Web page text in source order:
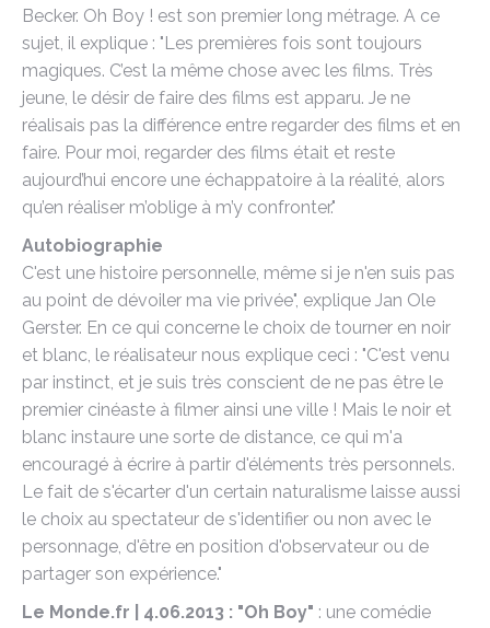
Becker. Oh Boy ! est son premier long métrage. A ce
sujet, il explique : "Les premières fois sont toujours
magiques. C’est la même chose avec les films. Très
jeune, le désir de faire des films est apparu. Je ne
réalisais pas la différence entre regarder des films et en
faire. Pour moi, regarder des films était et reste
aujourd’hui encore une échappatoire à la réalité, alors
qu’en réaliser m’oblige à m’y confronter."
Autobiographie
C'est une histoire personnelle, même si je n'en suis pas
au point de dévoiler ma vie privée", explique Jan Ole
Gerster. En ce qui concerne le choix de tourner en noir
et blanc, le réalisateur nous explique ceci : "C'est venu
par instinct, et je suis très conscient de ne pas être le
premier cinéaste à filmer ainsi une ville ! Mais le noir et
blanc instaure une sorte de distance, ce qui m'a
encouragé à écrire à partir d'éléments très personnels.
Le fait de s'écarter d'un certain naturalisme laisse aussi
le choix au spectateur de s'identifier ou non avec le
personnage, d'être en position d'observateur ou de
partager son expérience."
Le Monde.fr | 4.06.2013 : "Oh Boy" : une comédie